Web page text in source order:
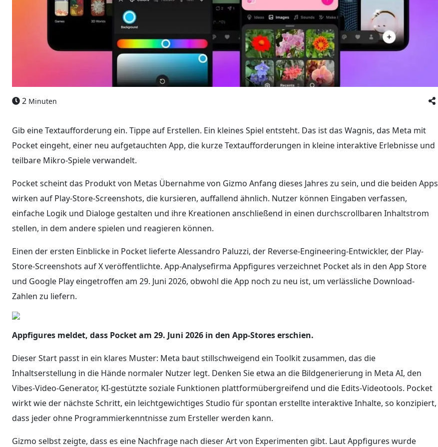
2 Minuten
Gib eine Textaufforderung ein. Tippe auf Erstellen. Ein kleines Spiel entsteht. Das ist das Wagnis, das Meta mit
Pocket eingeht, einer neu aufgetauchten App, die kurze Textaufforderungen in kleine interaktive Erlebnisse und
teilbare Mikro-Spiele verwandelt.
Pocket scheint das Produkt von Metas Übernahme von Gizmo Anfang dieses Jahres zu sein, und die beiden Apps
wirken auf Play-Store-Screenshots, die kursieren, auffallend ähnlich. Nutzer können Eingaben verfassen,
einfache Logik und Dialoge gestalten und ihre Kreationen anschließend in einen durchscrollbaren Inhaltstrom
stellen, in dem andere spielen und reagieren können.
Einen der ersten Einblicke in Pocket lieferte Alessandro Paluzzi, der Reverse-Engineering-Entwickler, der Play-
Store-Screenshots auf X veröffentlichte. App-Analysefirma Appfigures verzeichnet Pocket als in den App Store
und Google Play eingetroffen am 29. Juni 2026, obwohl die App noch zu neu ist, um verlässliche Download-
Zahlen zu liefern.
Appfigures meldet, dass Pocket am 29. Juni 2026 in den App-Stores erschien.
Dieser Start passt in ein klares Muster: Meta baut stillschweigend ein Toolkit zusammen, das die
Inhaltserstellung in die Hände normaler Nutzer legt. Denken Sie etwa an die Bildgenerierung in Meta AI, den
Vibes-Video-Generator, KI-gestützte soziale Funktionen plattformübergreifend und die Edits-Videotools. Pocket
wirkt wie der nächste Schritt, ein leichtgewichtiges Studio für spontan erstellte interaktive Inhalte, so konzipiert,
dass jeder ohne Programmierkenntnisse zum Ersteller werden kann.
Gizmo selbst zeigte, dass es eine Nachfrage nach dieser Art von Experimenten gibt. Laut Appfigures wurde